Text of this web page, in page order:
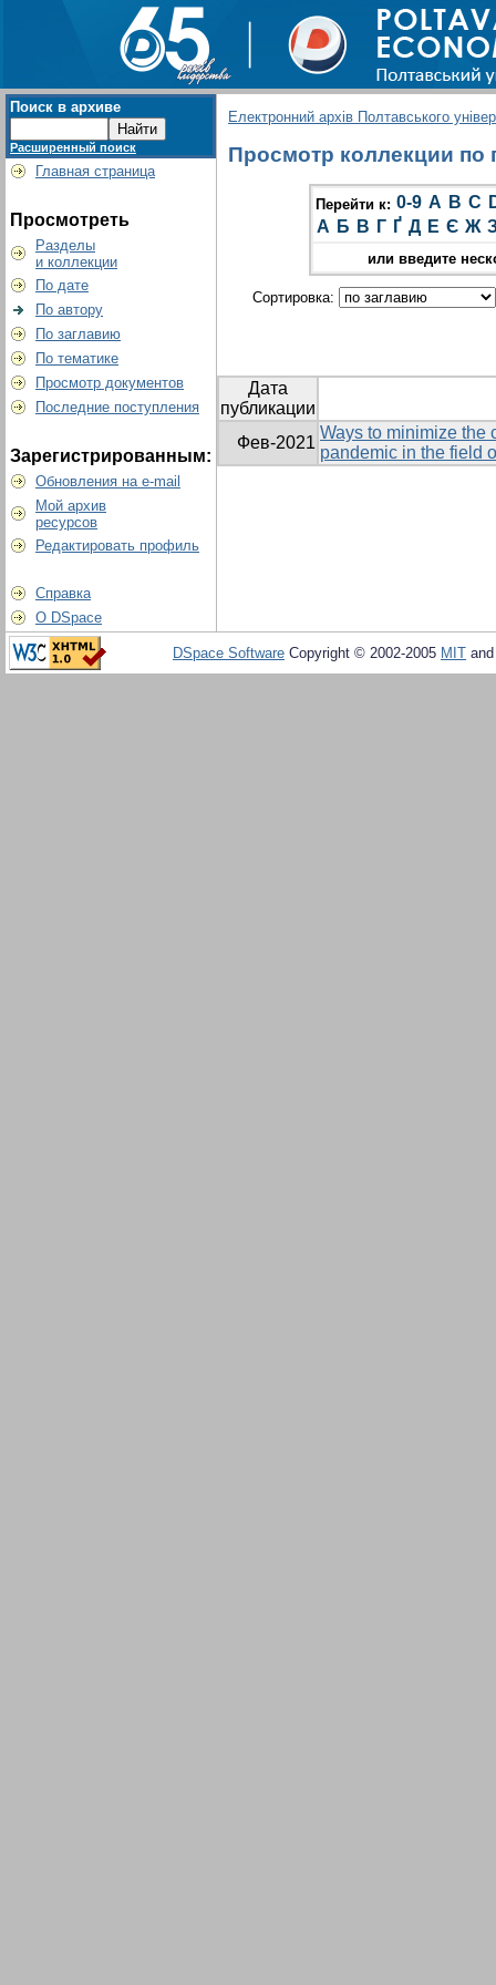
Поиск в архиве
Расширенный поиск
Главная страница
Просмотреть
Разделы
и коллекции
По дате
По автору
По заглавию
По тематике
Просмотр документов
Последние поступления
Зарегистрированным:
Обновления на e-mail
Мой архив
ресурсов
Редактировать профиль
Справка
О DSpace
Електронний архів Полтавського
Просмотр коллекции по
Перейти к: 0-9 A B C
А Б В Г Ґ Д Е Є Ж
или введите
Сортировка:
Дата
публикации
Фев-2021
Ways to minimize the
pandemic in the field
DSpace Software Copyright © 2002-2005 MIT